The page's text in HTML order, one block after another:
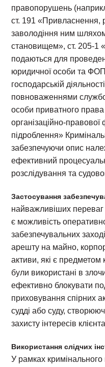
правопорушень
ст. 191 «Привласнення,
заволодіння ним
становищем», ст. 205-1
подаються для
юридичної особи та
господарській
повноваженнями
особи приватного
організаційно-
підроблення»
забезпечуючи опис
ефективний
розслідування та
Застосування
найважливіших
є можливість
забезпечувальних
арешту на майно,
активи, які є
були використані в
ефективно блокувати
приховування спірних
судді або суду,
захисту інтересів
Використання слідчих
У рамках